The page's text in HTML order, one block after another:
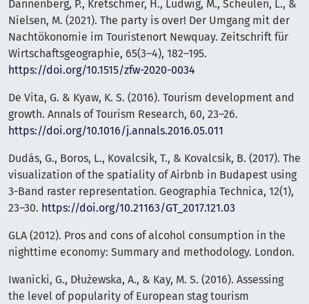
Dannenberg, P., Kretschmer, H., Ludwig, M., Scheulen, L., &
Nielsen, M. (2021). The party is over! Der Umgang mit der
Nachtökonomie im Touristenort Newquay. Zeitschrift für
Wirtschaftsgeographie, 65(3–4), 182–195.
https://doi.org/10.1515/zfw-2020-0034
De Vita, G. & Kyaw, K. S. (2016). Tourism development and
growth. Annals of Tourism Research, 60, 23–26.
https://doi.org/10.1016/j.annals.2016.05.011
Dudás, G., Boros, L., Kovalcsik, T., & Kovalcsik, B. (2017). The
visualization of the spatiality of Airbnb in Budapest using
3-Band raster representation. Geographia Technica, 12(1),
23–30. https://doi.org/10.21163/GT_2017.121.03
GLA (2012). Pros and cons of alcohol consumption in the
nighttime economy: Summary and methodology. London.
Iwanicki, G., Dłużewska, A., & Kay, M. S. (2016). Assessing
the level of popularity of European stag tourism